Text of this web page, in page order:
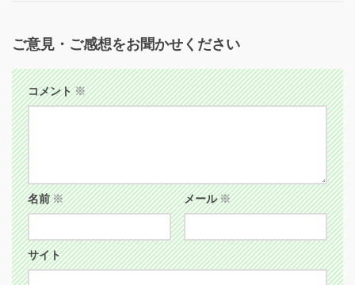
ご意見・ご感想をお聞かせください
コメント※
名前※ メール※
サイト